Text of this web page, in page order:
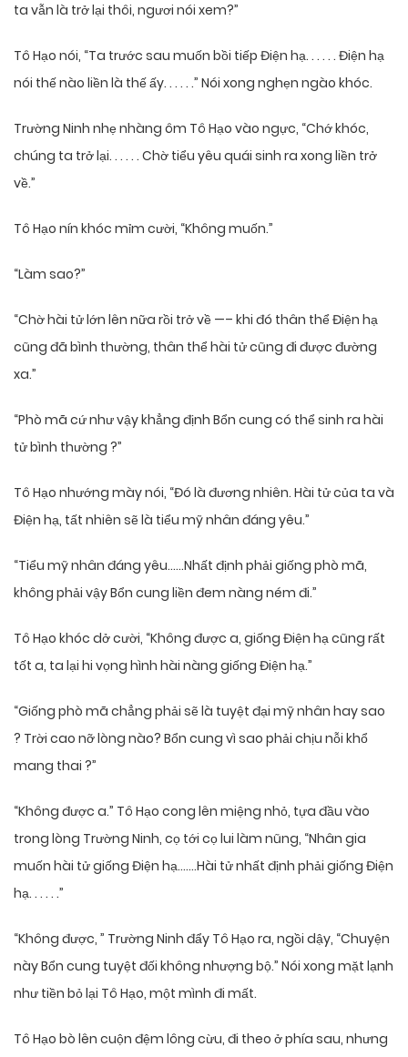
ta vẫn là trở lại thôi, ngươi nói xem?”
Tô Hạo nói, “Ta trước sau muốn bồi tiếp Điện hạ. . . . . . Điện hạ
nói thế nào liền là thế ấy. . . . . .” Nói xong nghẹn ngào khóc.
Trường Ninh nhẹ nhàng ôm Tô Hạo vào ngực, “Chớ khóc,
chúng ta trở lại. . . . . . Chờ tiểu yêu quái sinh ra xong liền trở
về.”
Tô Hạo nín khóc mỉm cười, “Không muốn.”
“Làm sao?”
“Chờ hài tử lớn lên nữa rồi trở về —– khi đó thân thể Điện hạ
cũng đã bình thường, thân thể hài tử cũng đi được đường
xa.”
“Phò mã cứ như vậy khẳng định Bổn cung có thể sinh ra hài
tử bình thường ?”
Tô Hạo nhướng mày nói, “Đó là đương nhiên. Hài tử của ta và
Điện hạ, tất nhiên sẽ là tiểu mỹ nhân đáng yêu.”
“Tiểu mỹ nhân đáng yêu……Nhất định phải giống phò mã,
không phải vậy Bổn cung liền đem nàng ném đi.”
Tô Hạo khóc dở cười, “Không được a, giống Điện hạ cũng rất
tốt a, ta lại hi vọng hình hài nàng giống Điện hạ.”
“Giống phò mã chẳng phải sẽ là tuyệt đại mỹ nhân hay sao
? Trời cao nỡ lòng nào? Bổn cung vì sao phải chịu nỗi khổ
mang thai ?”
“Không được a.” Tô Hạo cong lên miệng nhỏ, tựa đầu vào
trong lòng Trường Ninh, cọ tới cọ lui làm nũng, “Nhân gia
muốn hài tử giống Điện hạ…….Hài tử nhất định phải giống Điện
hạ. . . . . .”
“Không được, ” Trường Ninh đẩy Tô Hạo ra, ngồi dậy, “Chuyện
này Bổn cung tuyệt đối không nhượng bộ.” Nói xong mặt lạnh
như tiền bỏ lại Tô Hạo, một mình đi mất.
Tô Hạo bò lên cuộn đệm lông cừu, đi theo ở phía sau, nhưng